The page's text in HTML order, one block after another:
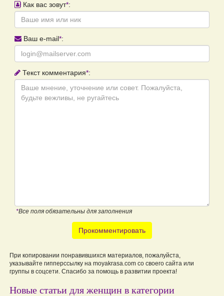
Как вас зовут*:
Ваш e-mail*:
Текст комментария*:
*Все поля обязательны для заполнения
Прокомментировать
При копировании понравившихся материалов, пожалуйста,
указывайте гипперссылку на moyakrasa.com со своего сайта или
группы в соцсети. Спасибо за помощь в развитии проекта!
Новые статьи для женщин в категории